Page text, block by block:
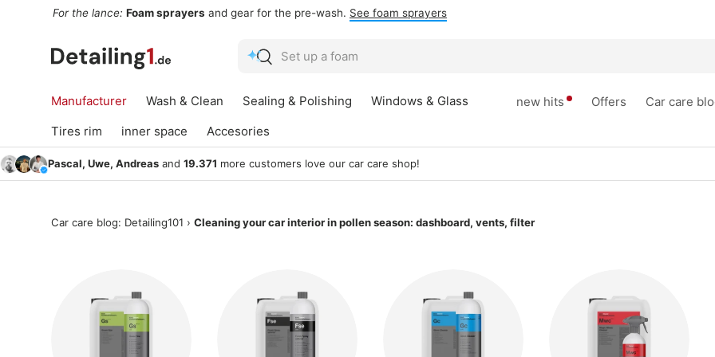
For the lance: Foam sprayersand gear for the pre-wash. See foam sprayers
Search
Search
Manufacturer Wash & Clean Sealing & Polishing
Windows & Glass
Tires rim
inner space Accesories
new hits Offers Car care
Pascal, Uwe, Andreas and 19.371 more customers love our car care shop!
Car care blog: Detailing101 › Cleaning your car interior in pollen season: dashboard, vents, filter